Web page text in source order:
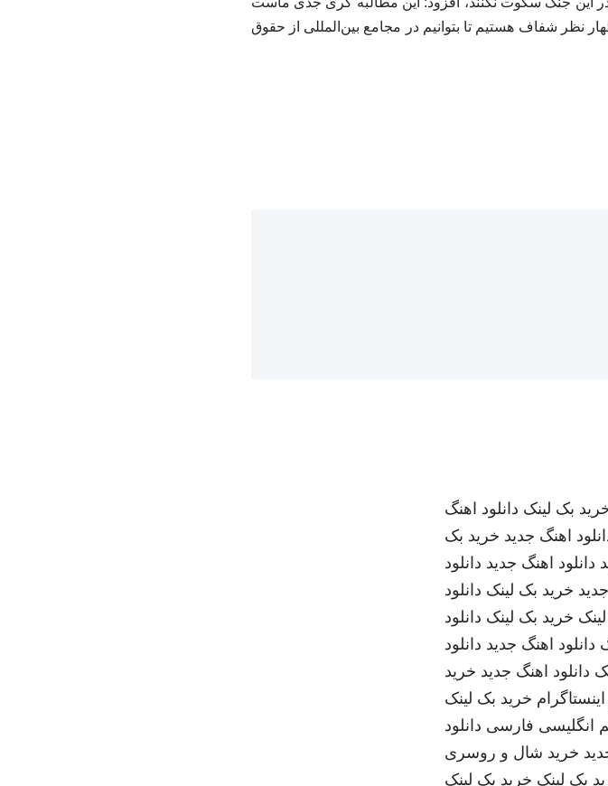
شفاف هستیم تا بتوانیم در مجامع بین‌المللی از حقوق
بک لینک دانلود اهنگ
اهنگ جدید خرید بک
دانلود اهنگ جدید دانلود
خرید بک لینک دانلود
خرید بک لینک دانلود
دانلود اهنگ جدید دانلود
دانلود اهنگ جدید خرید
خرید بک لینک
انگلیسی فارسی دانلود
خرید شال و روسری
بک لینک خرید بک لینک